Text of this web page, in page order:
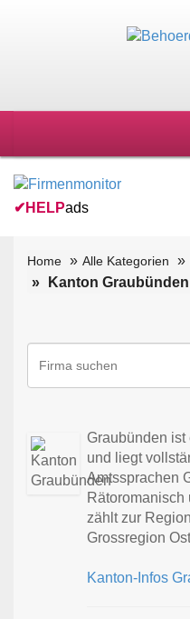
✔ HELPads
Home Alle Kategorien
Kanton Graubünden
Graubünden
und liegt
Amtssprachen
Rätoromanisch
zählt zur
Grossregion
Kanton-Infos